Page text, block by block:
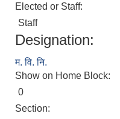
Elected or Staff:
Staff
Designation:
म. वि. नि.
Show on Home Block:
0
Section: